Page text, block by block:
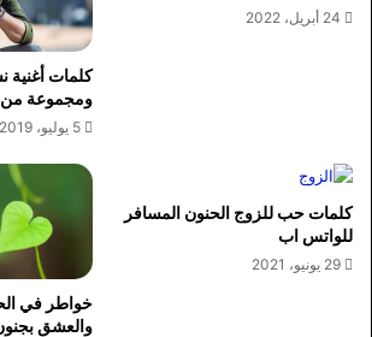
24 أبريل، 2022
كلمات أغنية
ومجموعة من
5 يوليو، 2019
كلمات حب للزوج الحنون المسافر
للواتس اب
29 يونيو، 2021
خواطر في
والعشق